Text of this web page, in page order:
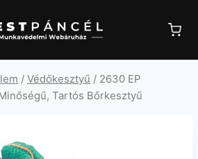
/ Védőkesztyű / 2630 EP
Tartós Bőrkesztyű